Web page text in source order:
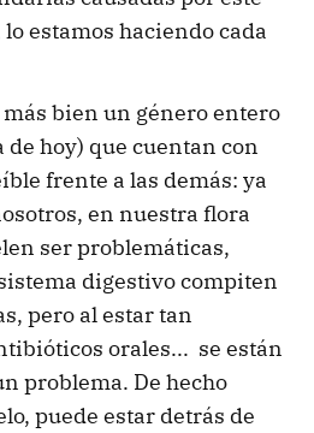
estamos haciendo cada
más bien un género entero
de hoy) que cuentan con
frente a las demás: ya
en nuestra flora
ser problemáticas,
digestivo compiten
pero al estar tan
orales... se están
problema. De hecho
puede estar detrás de